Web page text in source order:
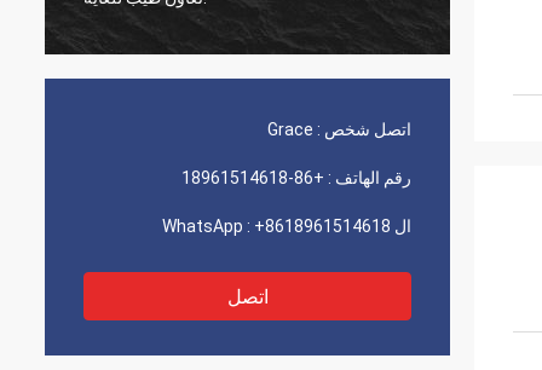
اتصل شخص : Grace
رقم الهاتف : +86-18961514618
ال WhatsApp : +8618961514618
اتصل